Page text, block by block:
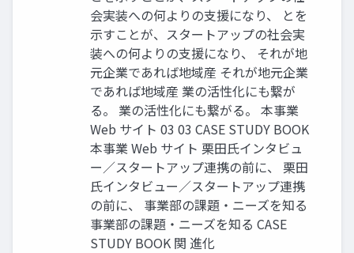
会実装への何よりの支援になり、 とを
示すことが、スタートアップの社会実
装への何よりの支援になり、 それが地
元企業であれば地域産 それが地元企業
であれば地域産 業の活性化にも繋が
る。 業の活性化にも繋がる。 本事業
Web サイト 03 03 CASE STUDY BOOK
本事業 Web サイト 栗田氏インタビュ
ー／スタートアップ連携の前に、 栗田
氏インタビュー／スタートアップ連携
の前に、 事業部の課題・ニーズを知る
事業部の課題・ニーズを知る CASE
STUDY BOOK 関 進化